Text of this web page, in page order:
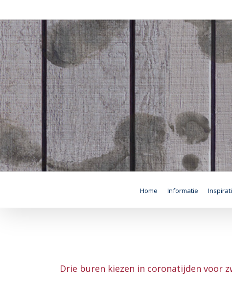
content
Home Informatie
Drie buren kiezen in coronatijden voor